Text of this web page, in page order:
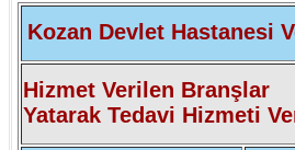
Kozan Devlet Hastanesi
Hizmet Verilen Branşlar
Yatarak Tedavi Hizmeti